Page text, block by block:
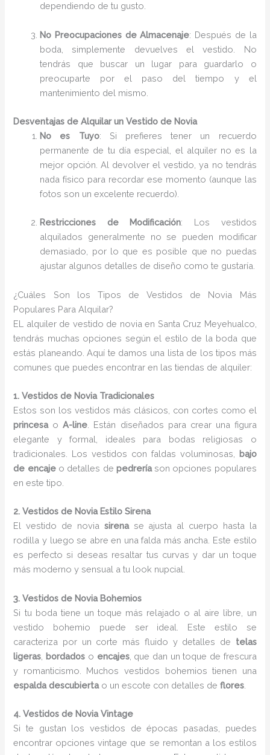
dependiendo de tu gusto.
No Preocupaciones de Almacenaje: Después de la
boda, simplemente devuelves el vestido. No
tendrás que buscar un lugar para guardarlo o
preocuparte por el paso del tiempo y el
mantenimiento del mismo.
Desventajas de Alquilar un Vestido de Novia
No es Tuyo: Si prefieres tener un recuerdo
permanente de tu día especial, el alquiler no es la
mejor opción. Al devolver el vestido, ya no tendrás
nada físico para recordar ese momento (aunque las
fotos son un excelente recuerdo).
Restricciones de Modificación: Los vestidos
alquilados generalmente no se pueden modificar
demasiado, por lo que es posible que no puedas
ajustar algunos detalles de diseño como te gustaría.
¿Cuáles Son los Tipos de Vestidos de Novia Más
Populares Para Alquilar?
EL alquiler de vestido de novia en Santa Cruz Meyehualco,
tendrás muchas opciones según el estilo de la boda que
estás planeando. Aquí te damos una lista de los tipos más
comunes que puedes encontrar en las tiendas de alquiler:
1. Vestidos de Novia Tradicionales
Estos son los vestidos más clásicos, con cortes como el
princesaoA-line . Están diseñados para crear una figura
elegante y formal, ideales para bodas religiosas o
tradicionales. Los vestidos con faldas voluminosas, bajo
de encajeo detalles de pedreríason opciones populares
en este tipo.
2. Vestidos de Novia Estilo Sirena
El vestido de novia sirenase ajusta al cuerpo hasta la
rodilla y luego se abre en una falda más ancha. Este estilo
es perfecto si deseas resaltar tus curvas y dar un toque
más moderno y sensual a tu look nupcial.
3. Vestidos de Novia Bohemios
Si tu boda tiene un toque más relajado o al aire libre, un
vestido bohemio puede ser ideal. Este estilo se
caracteriza por un corte más fluido y detalles de telas
ligeras bordados o encajes, que dan un toque de frescura
y romanticismo. Muchos vestidos bohemios tienen una
espalda descubiertao un escote con detalles deflores
4. Vestidos de Novia Vintage
Si te gustan los vestidos de épocas pasadas, puedes
encontrar opciones vintage que se remontan a los estilos